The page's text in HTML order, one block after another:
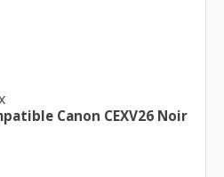
Canon CEXV26 Noir